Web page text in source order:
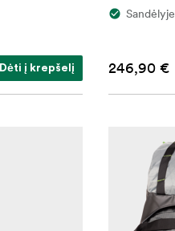
Dėti į krepšelį
Sandėlyje
246,90 €